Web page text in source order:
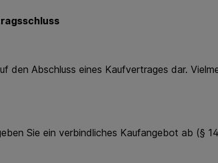
Abschluss eines Kaufvertrages dar.
Sie ein verbindliches Kaufangebot ab (§